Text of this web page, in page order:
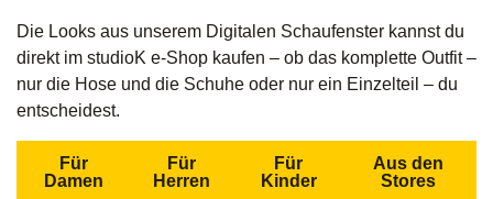
Die Looks aus unserem Digitalen Schaufenster kannst du
direkt im studioK e-Shop kaufen – ob das komplette Outfit –
nur die Hose und die Schuhe oder nur ein Einzelteil – du
entscheidest.
Für
Damen
Für
Herren
Für
Kinder
Aus den
Stores